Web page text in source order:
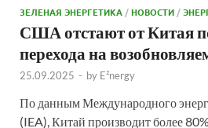
ЗЕЛЕНАЯ ЭНЕРГЕТИКА /НОВОСТИ /
США отстают от Китая
перехода на
25.09.2025 - by E²nergy
По данным Международного
(IEA), Китай производит более